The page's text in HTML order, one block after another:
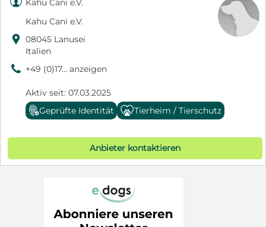
Kahu Cani e.V.
Kahu Cani e.V.
 08045 Lanusei
Italien
9 +49 (0)17... anzeigen
Aktiv seit: 07.03.2025
Geprüfte Identität
Tierheim / Tierschutz
Anbieter kontaktieren